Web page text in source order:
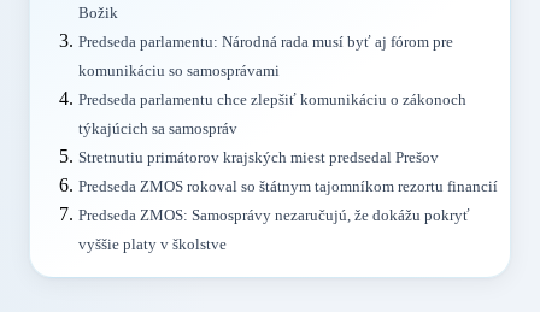
Božik
Predseda parlamentu: Národná rada musí byť aj fórom pre
komunikáciu so samosprávami
Predseda parlamentu chce zlepšiť komunikáciu o zákonoch
týkajúcich sa samospráv
Stretnutiu primátorov krajských miest predsedal Prešov
Predseda ZMOS rokoval so štátnym tajomníkom rezortu financií
Predseda ZMOS: Samosprávy nezaručujú, že dokážu pokryť
vyššie platy v školstve